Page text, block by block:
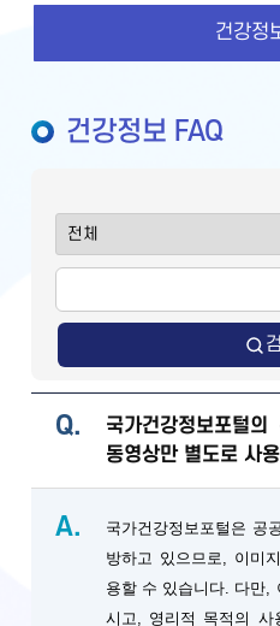
건강정
건강정보 FAQ
Q.
국가건강정보포털
동영상만 별도로 사
A.
국가건강정보포털은 공
방하고 있으므로, 이미
용할 수 있습니다. 다만,
시고, 영리적 목적의 사